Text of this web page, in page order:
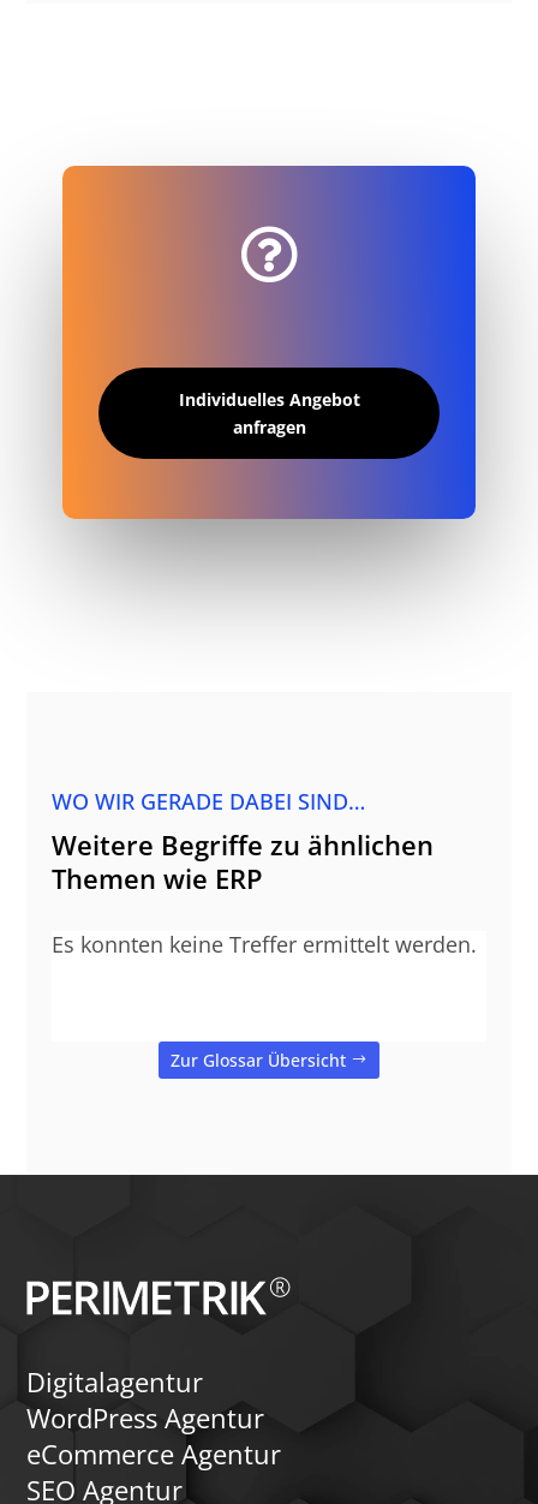

Individuelles Angebot
anfragen
WO WIR GERADE DABEI SIND…
Weitere Begriffe zu ähnlichen
Themen wie ERP
Es konnten keine Treffer ermittelt werden.
Zur Glossar Übersicht
Digitalagentur
WordPress Agentur
eCommerce Agentur
SEO Agentur